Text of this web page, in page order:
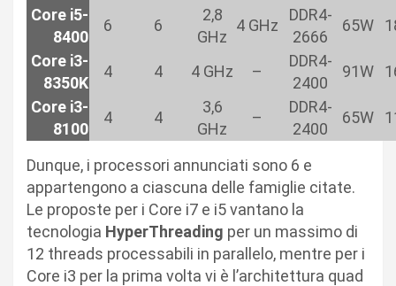
Core i5-
8400
6 6
2,8
GHz
4 GHz
DDR4-
2666
65W
Core i3-
8350K
4 4 4 GHz –
DDR4-
2400
91W
Core i3-
8100
4 4
3,6
GHz
–
DDR4-
2400
65W
Dunque, i processori annunciati sono 6 e
appartengono a ciascuna delle famiglie citate.
Le proposte per i Core i7 e i5 vantano la
tecnologia HyperThreading per un massimo di
12 threads processabili in parallelo, mentre per i
Core i3 per la prima volta vi è l’architettura quad